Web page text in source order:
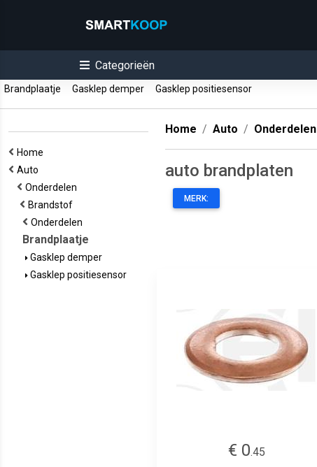
Categorieën
Brandplaatje Gasklep demper Gasklep positiesensor
Home
Auto
Onderdelen
Brandstof
Onderdelen
Brandplaatje
Gasklep demper
Gasklep positiesensor
Home Auto Onderdelen
auto brandplaten
MERK:
€ 0.45